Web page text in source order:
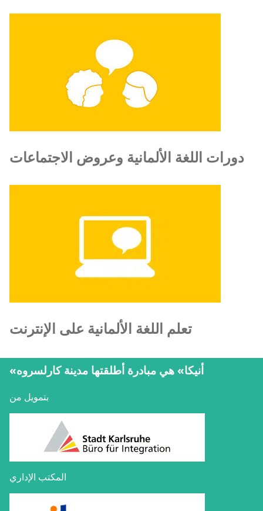
دورات اللغة الألمانية وعروض الاجتماعات
تعلم اللغة الألمانية على الإنترنت
«أنيكا» هي مبادرة أطلقتها مدينة كارلسروه
بتمويل من
المكتب الإداري